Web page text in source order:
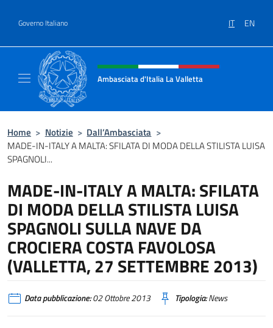
Governo Italiano IT EN
Intestazione sito, social e menù
Ambasciata d'Italia La Valletta
Home > Notizie > Dall’Ambasciata >
MADE-IN-ITALY A MALTA: SFILATA DI MODA DELLA STILISTA LUISA
SPAGNOLI...
MADE-IN-ITALY A MALTA: SFILATA
DI MODA DELLA STILISTA LUISA
SPAGNOLI SULLA NAVE DA
CROCIERA COSTA FAVOLOSA
(VALLETTA, 27 SETTEMBRE 2013)
Data pubblicazione:02 Ottobre 2013 Tipologia:News